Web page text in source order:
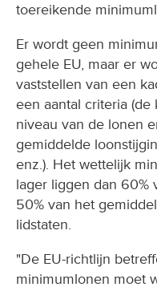
toereikende
Er wordt geen
gehele EU, maar er
vaststellen van een
een aantal criteria
niveau van de lonen
gemiddelde
enz.). Het wettelijk
lager liggen dan 60%
50% van het
lidstaten.
"De EU-richtlijn
minimumlonen moet